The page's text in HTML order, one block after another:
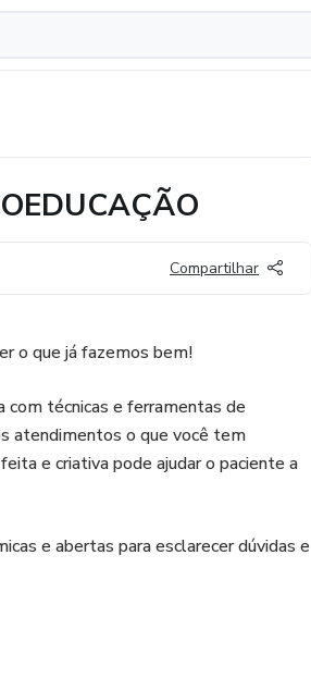
Compartilhar
o que já fazemos bem!
com técnicas e ferramentas de
atendimentos o que você tem
e criativa pode ajudar o paciente a
e abertas para esclarecer dúvidas e
mais de 70 slides)